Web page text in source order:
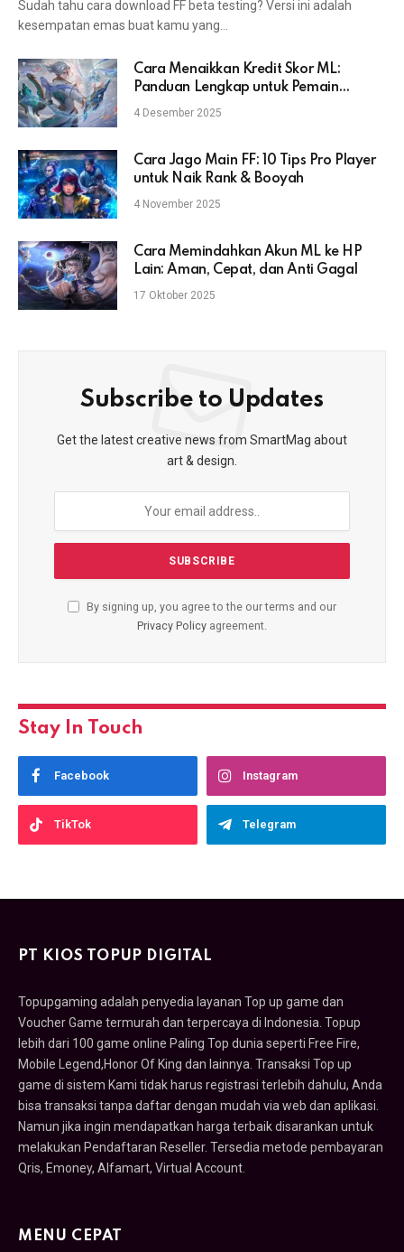
Sudah tahu cara download FF beta testing? Versi ini adalah
kesempatan emas buat kamu yang…
Cara Menaikkan Kredit Skor ML:
Panduan Lengkap untuk Pemain
Mobile Legends
4 Desember 2025
Cara Jago Main FF: 10 Tips Pro Player
untuk Naik Rank & Booyah
4 November 2025
Cara Memindahkan Akun ML ke HP
Lain: Aman, Cepat, dan Anti Gagal
17 Oktober 2025
Subscribe to Updates
Get the latest creative news from SmartMag about
art & design.
By signing up, you agree to the our terms and our
Privacy Policy agreement.
Stay In Touch
Facebook Instagram
TikTok Telegram
PT KIOS TOPUP DIGITAL
Topupgaming adalah penyedia layanan Top up game dan
Voucher Game termurah dan terpercaya di Indonesia. Topup
lebih dari 100 game online Paling Top dunia seperti Free Fire,
Mobile Legend,Honor Of King dan lainnya. Transaksi Top up
game di sistem Kami tidak harus registrasi terlebih dahulu, Anda
bisa transaksi tanpa daftar dengan mudah via web dan aplikasi.
Namun jika ingin mendapatkan harga terbaik disarankan untuk
melakukan Pendaftaran Reseller. Tersedia metode pembayaran
Qris, Emoney, Alfamart, Virtual Account.
MENU CEPAT